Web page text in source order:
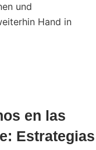
und
Hand in
en las
Estrategias